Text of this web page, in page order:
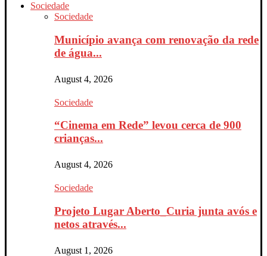
Sociedade
Sociedade
Município avança com renovação da rede
de água...
August 4, 2026
Sociedade
“Cinema em Rede” levou cerca de 900
crianças...
August 4, 2026
Sociedade
Projeto Lugar Aberto_Curia junta avós e
netos através...
August 1, 2026